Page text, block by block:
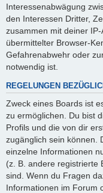
Interessenabwägung
den Interessen Dritter,
zusammen mit deiner
übermittelter Browser-
Gefahrenabwehr oder
notwendig ist.
REGELUNGEN
Zweck eines Boards ist
zu ermöglichen. Du bist
Profils und die von dir
zugänglich sein können.
einzelne Informationen
(z. B. andere registrierte
sind. Wenn du Fragen
Informationen im Forum